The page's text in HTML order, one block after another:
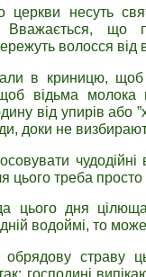
церкви несуть
Вважається, що
волосся від
в криницю,
відьма
від упирів або
доки не
цього треба
цього дня
водоймі, то
обрядову страву
господині